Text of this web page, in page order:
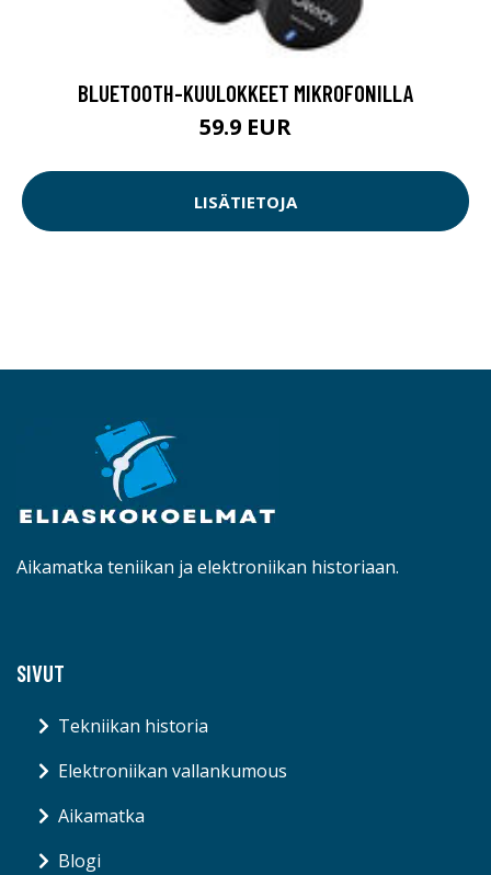
BLUETOOTH-KUULOKKEET MIKROFONILLA
59.9 EUR
LISÄTIETOJA
Aikamatka teniikan ja elektroniikan historiaan.
SIVUT
Tekniikan historia
Elektroniikan vallankumous
Aikamatka
Blogi